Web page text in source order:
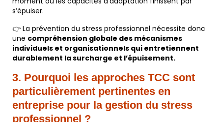
s’épuiser.
👉 La prévention du stress professionnel nécessite donc
une compréhension globale des mécanismes
individuels et organisationnels qui entretiennent
durablement la surcharge et l’épuisement.
3. Pourquoi les approches TCC sont
particulièrement pertinentes en
entreprise pour la gestion du stress
professionnel ?